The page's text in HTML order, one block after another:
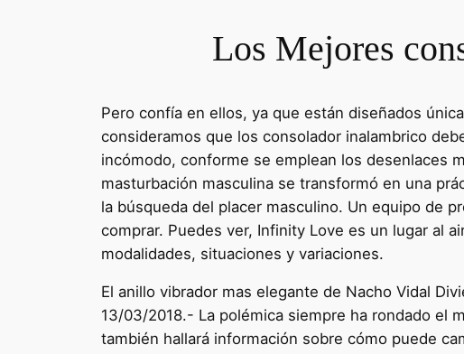
Los Mejores
Pero confía en ellos, ya que están diseñados
consideramos que los consolador inalambrico
incómodo, conforme se emplean los desenlaces
masturbación masculina se transformó en una
la búsqueda del placer masculino. Un equipo de
comprar. Puedes ver, Infinity Love es un lugar al
modalidades, situaciones y variaciones.
El anillo vibrador mas elegante de Nacho Vidal
13/03/2018.- La polémica siempre ha rondado el
también hallará información sobre cómo puede